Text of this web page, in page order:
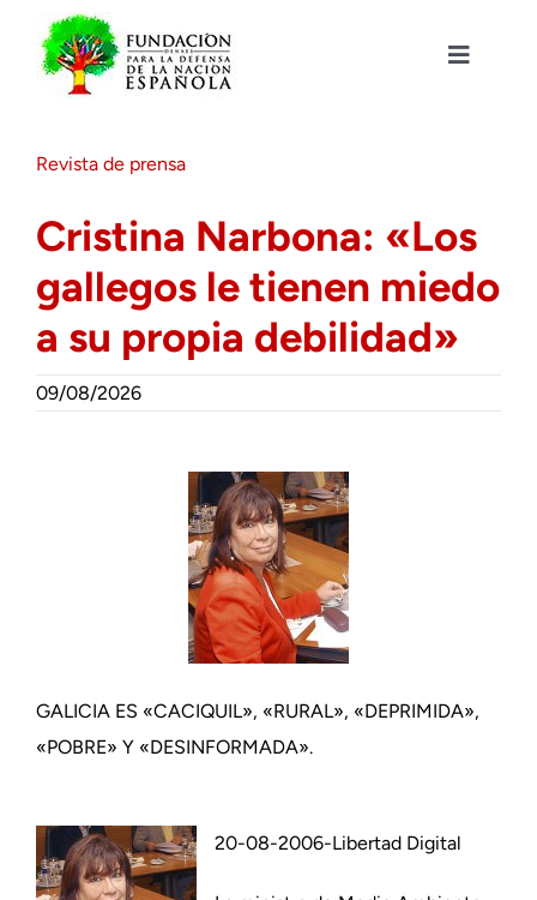
contenido
Toggle
Actualidad
Actividades
Revista de prensa
Cristina Narbona: «Los
gallegos le tienen miedo
a su propia debilidad»
09/08/2026
GALICIA ES «CACIQUIL», «RURAL», «DEPRIMIDA»,
«POBRE» Y «DESINFORMADA».
20-08-2006-Libertad Digital